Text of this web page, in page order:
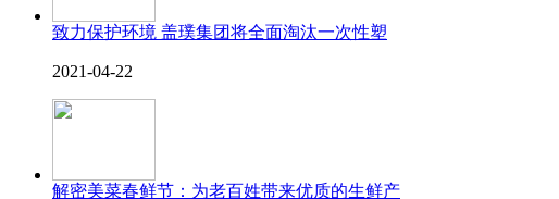
致力保护环境 盖璞集团将全面淘汰一次性塑
2021-04-22
解密美菜春鲜节：为老百姓带来优质的生鲜产